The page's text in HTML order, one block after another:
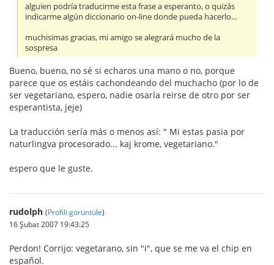
alguien podría traducirme esta frase a esperanto, o quizás
indicarme algún diccionario on-line donde pueda hacerlo...
muchisimas gracias, mi amigo se alegrará mucho de la
sospresa
Bueno, bueno, no sé si echaros una mano o no, porque
parece que os estáis cachondeando del muchacho (por lo de
ser vegetariano, espero, nadie osaría reirse de otro por ser
esperantista, jeje)
La traducción sería más o menos así: " Mi estas pasia por
naturlingva procesorado... kaj krome, vegetariano."
espero que le guste.
rudolph (Profili görüntüle)
16 Şubat 2007 19:43:25
Perdon! Corrijo: vegetarano, sin "i", que se me va el chip en
español.